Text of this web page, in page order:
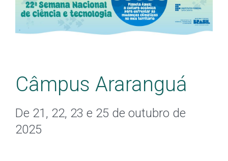
Câmpus Araranguá
De 21, 22, 23 e 25 de outubro de
2025